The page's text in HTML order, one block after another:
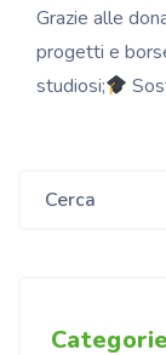
Grazie alle
progetti e
studiosi;
Categorie